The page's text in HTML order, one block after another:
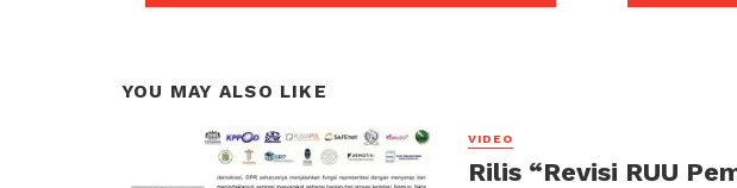
YOU MAY ALSO LIKE
VIDEO
Rilis “Revisi RUU